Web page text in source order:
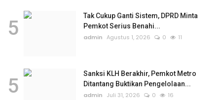
5
Tak Cukup Ganti Sistem, DPRD Minta
Pemkot Serius Benahi...
admin Agustus 1, 2026 0 11
5
Sanksi KLH Berakhir, Pemkot Metro
Ditantang Buktikan Pengelolaan...
admin
Juli 31, 2026 0 16